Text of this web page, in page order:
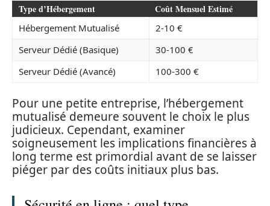
Type d’Hébergement Coût Mensuel Estimé
Hébergement Mutualisé
2-10 €
Serveur Dédié (Basique)
30-100 €
Serveur Dédié (Avancé)
100-300 €
Pour une petite entreprise, l’hébergement
mutualisé demeure souvent le choix le plus
judicieux. Cependant, examiner
soigneusement les implications financières à
long terme est primordial avant de se laisser
piéger par des coûts initiaux plus bas.